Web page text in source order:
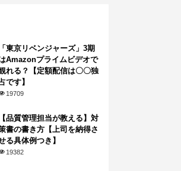
「東京リベンジャーズ」3期
Amazonプライムビデオで
れる？【定額配信は〇〇独
です】
19709
【品質管理担当が教える】対
書の書き方【上司を納得さ
る具体例つき】
19382